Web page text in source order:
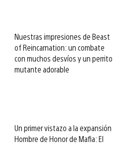
Nuestras impresiones de Beast
of Reincarnation: un combate
con muchos desvíos y un perrito
mutante adorable
Un primer vistazo a la expansión
Hombre de Honor de Mafia: El